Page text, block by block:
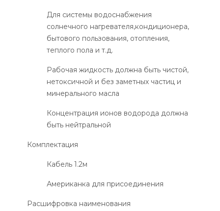
Для системы водоснабжения
солнечного нагревателя,кондиционера,
бытового пользования, отопления,
теплого пола и т.д.
Рабочая жидкость должна быть чистой,
нетоксичной и без заметных частиц и
минерального масла
Концентрация ионов водорода должна
быть нейтральной
Комплектация
Кабель 1.2м
Американка для присоединения
Расшифровка наименования